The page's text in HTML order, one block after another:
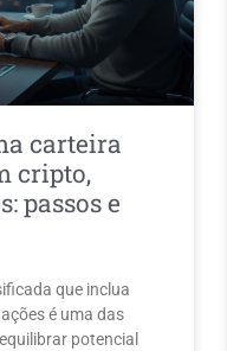
carteira
cripto,
passos e
que inclua
é uma das
potencial